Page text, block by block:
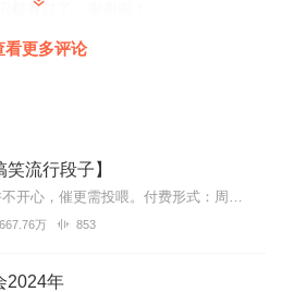
都看过了，谢谢啦！
常有特色，推荐收听！
的人是什么事了吗？啊？？，？！？
看更多评论
流行段子】
收听须知：不许不开心，催更需投喂。付费形式：周一付费更新，周四免费更新。不定期加更。会员免费听，或单期2.99元订购听（二选一即可）！本节目由喜马拉雅独家出品说...
万 853
2024年